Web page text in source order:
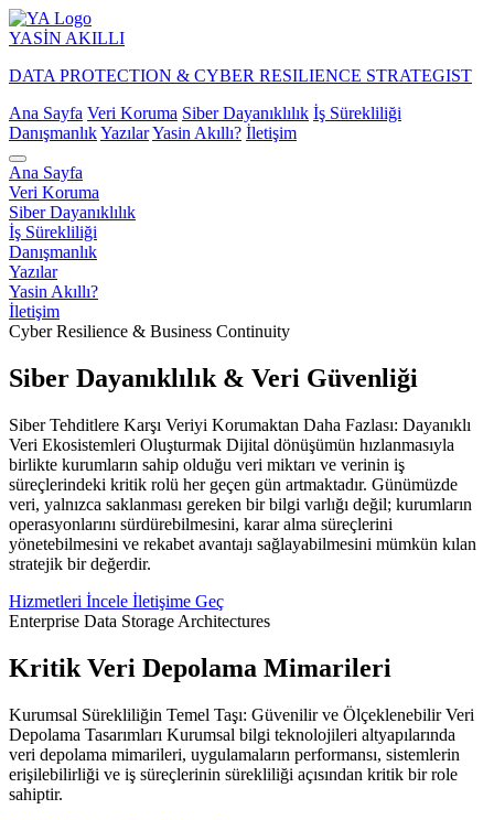
YASİN AKILLI
DATA PROTECTION & CYBER RESILIENCE STRATEGIST
Ana Sayfa Veri Koruma Siber Dayanıklılık İş Sürekliliği
DanışmanlıkYazılarYasin Akıllı? İletişim
Ana Sayfa
Veri Koruma
Siber Dayanıklılık
İş Sürekliliği
Danışmanlık
Yazılar
Yasin Akıllı?
İletişim
Cyber Resilience & Business Continuity
Siber Dayanıklılık & Veri Güvenliği
Siber Tehditlere Karşı Veriyi Korumaktan Daha Fazlası: Dayanıklı
Veri Ekosistemleri Oluşturmak Dijital dönüşümün hızlanmasıyla
birlikte kurumların sahip olduğu veri miktarı ve verinin iş
süreçlerindeki kritik rolü her geçen gün artmaktadır. Günümüzde
veri, yalnızca saklanması gereken bir bilgi varlığı değil; kurumların
operasyonlarını sürdürebilmesini, karar alma süreçlerini
yönetebilmesini ve rekabet avantajı sağlayabilmesini mümkün kılan
stratejik bir değerdir.
Hizmetleri İncele İletişime Geç
Enterprise Data Storage Architectures
Kritik Veri Depolama Mimarileri
Kurumsal Sürekliliğin Temel Taşı: Güvenilir ve Ölçeklenebilir Veri
Depolama Tasarımları Kurumsal bilgi teknolojileri altyapılarında
veri depolama mimarileri, uygulamaların performansı, sistemlerin
erişilebilirliği ve iş süreçlerinin sürekliliği açısından kritik bir role
sahiptir.